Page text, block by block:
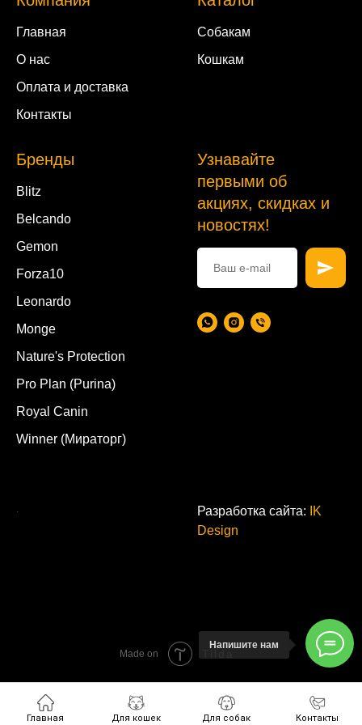
Главная
О нас
Оплата и доставка
Контакты
Собакам
Кошкам
Бренды
Blitz
Belcando
Gemon
Forza10
Leonardo
Monge
Nature's Protection
Pro Plan (Purina)
Royal Canin
Winner (Мираторг)
Узнавайте
первыми об
акциях, скидках и
новостях!
Разработка сайта:
IK
Design
Главная Для кошек Для собак Контакты
Напишите нам
Made on